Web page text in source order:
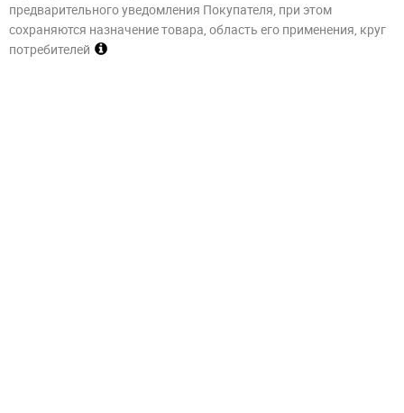
предварительного уведомления Покупателя, при этом
сохраняются назначение товара, область его применения, круг
потребителей